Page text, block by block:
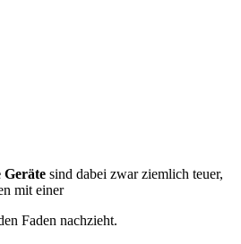
Geräte sind dabei zwar ziemlich teuer,
mit einer
Faden nachzieht.